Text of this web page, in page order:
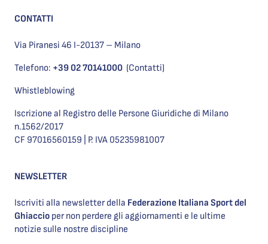
CONTATTI
Via Piranesi 46 I-20137 – Milano
Telefono: +39 02 70141000 (Contatti)
Whistleblowing
Iscrizione al Registro delle Persone Giuridiche di Milano
n.1562/2017
CF 97016560159 | P. IVA 05235981007
NEWSLETTER
Iscriviti alla newsletter della Federazione Italiana Sport del
Ghiaccio per non perdere gli aggiornamenti e le ultime
notizie sulle nostre discipline